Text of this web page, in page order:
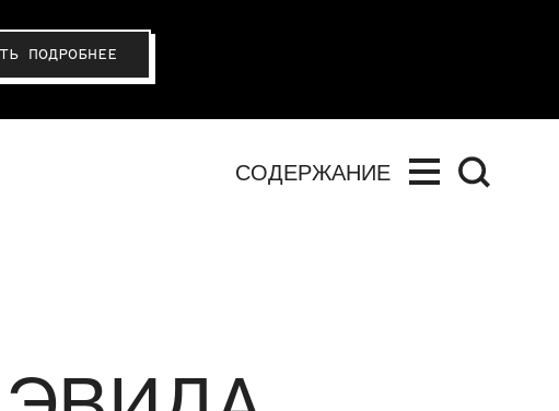
ПОДРОБНЕЕ
СОДЕРЖАНИЕ